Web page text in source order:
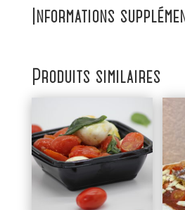
Informations
Produits similaires